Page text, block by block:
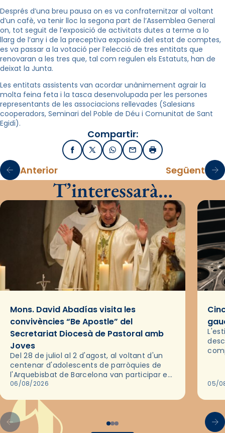
Després d’una breu pausa on es va confraternitzar al voltant
d’un cafè, va tenir lloc la segona part de l’Assemblea General
on, tot seguit de l’exposició de activitats dutes a terme a lo
llarg de l’any i de la preceptiva exposició del estat de comptes,
es va passar a la votació per l’elecció de tres entitats que
renovaran a les tres que, tal com regulen els Estatuts, han de
deixat la Junta.
Les entitats assistents van acordar unànimement agrair la
molta feina feta i la tasca desenvolupada per les persones
representants de les associacions rellevades (Salesians
cooperadors, Seminari del Poble de Déu i Comunitat de Sant
Egidi).
Compartir:
FacebookX / TwitterWhatsApp
EmailImprimir
Anterior Següent
T’interessarà…
Mons. David Abadías visita les
convivències “Be Apostle” del
Secretariat Diocesà de Pastoral amb
Joves
Del 28 de juliol al 2 d'agost, al voltant d'un
centenar d'adolescents de parròquies de
l'Arquebisbat de Barcelona van participar en
les convivències Be Apostle, organitzades
06/08/2026 05/